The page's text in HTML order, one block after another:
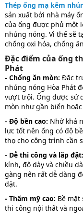
Thép ống mạ kẽm
sản xuất bởi nhà máy
của ống được phủ một
nhúng nóng. Vì thế sẽ
chống oxi hóa, chống
Đặc điểm của ống
Phát
- Chống ăn mòn: Đặc
nhúng nóng Hòa Phát
vượt trội. Ống được sử
mòn như gần biển
- Độ bền cao: Nhờ khả
lực tốt nên ống có độ
thọ cho công trình cần
- Dễ thi công và lắp đặt:
kính, độ dày và chiều
gàng nên rất dễ dàng
đặt.
- Thẩm mỹ cao: Bề
thi công nội thất và